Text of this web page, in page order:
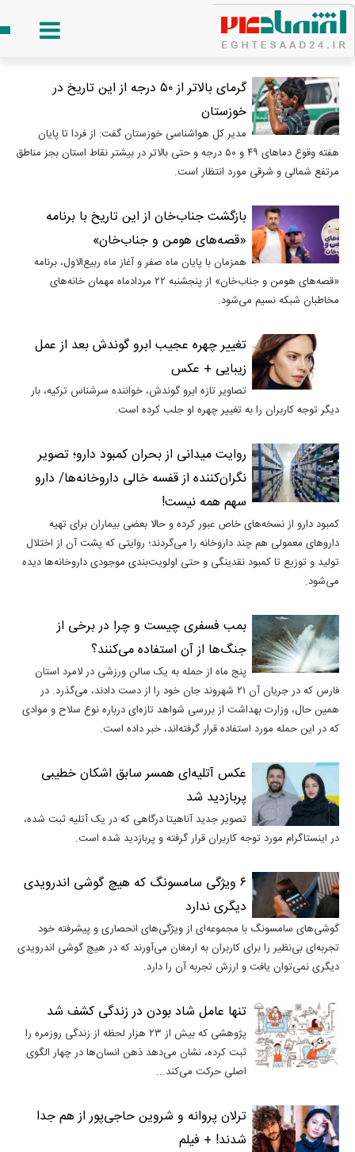
گرمای بالاتر از ۵۰ درجه از این تاریخ در
خوزستان
مدیر کل هواشناسی خوزستان گفت: از فردا تا پایان
هفته وقوع دماهای ۴۹ و ۵۰ درجه و حتی بالاتر در بیشتر نقاط استان بجز مناطق
مرتفع شمالی و شرقی مورد انتظار است.
بازگشت جناب‌خان از این تاریخ با برنامه
«قصه‌های هومن و جناب‌خان»
همزمان با پایان ماه صفر و آغاز ماه ربیع‌الاول، برنامه
«قصه‌های هومن و جناب‌خان» از پنجشنبه ۲۲ مردادماه مهمان خانه‌های
مخاطبان شبکه نسیم می‌شود.
تغییر چهره عجیب ابرو گوندش بعد از عمل
زیبایی + عکس
تصاویر تازه ابرو گوندش، خواننده سرشناس ترکیه، بار
دیگر توجه کاربران را به تغییر چهره او جلب کرده است.
روایت میدانی از بحران کمبود دارو؛ تصویر
نگران‌کننده از قفسه خالی داروخانه‌ها/ دارو
سهم همه نیست!
کمبود دارو از نسخه‌های خاص عبور کرده و حالا بعضی بیماران برای تهیه
داروهای معمولی هم چند داروخانه را می‌گردند؛ روایتی که پشت آن از اختلال
تولید و توزیع تا کمبود نقدینگی و حتی اولویت‌بندی موجودی داروخانه‌ها دیده
می‌شود.
بمب فسفری چیست و چرا در برخی از
جنگ‌ها از آن استفاده می‌کنند؟
پنج ماه از حمله به یک سالن ورزشی در لامرد استان
فارس که در جریان آن ۲۱ شهروند جان خود را از دست دادند، می‌گذرد. در
همین حال، وزارت بهداشت از بررسی شواهد تازه‌ای درباره نوع سلاح و موادی
که در این حمله مورد استفاده قرار گرفته‌اند، خبر داده است.
عکس آتلیه‌ای همسر سابق اشکان خطیبی
پربازدید شد
تصویر جدید آناهیتا درگاهی که در یک آتلیه ثبت شده،
در اینستاگرام مورد توجه کاربران قرار گرفته و پربازدید شده است.
۶ ویژگی سامسونگ که هیچ گوشی اندرویدی
دیگری ندارد
گوشی‌های سامسونگ با مجموعه‌ای از ویژگی‌های انحصاری و پیشرفته خود
تجربه‌ای بی‌نظیر را برای کاربران به ارمغان می‌آورند که در هیچ گوشی اندرویدی
دیگری نمی‌توان یافت و ارزش تجربه آن را دارد.
تنها عامل شاد بودن در زندگی کشف شد
پژوهشی که بیش از ۲۳ هزار لحظه از زندگی روزمره را
ثبت کرده، نشان می‌دهد ذهن انسان‌ها در چهار الگوی
اصلی حرکت می‌کند...
ترلان پروانه و شروین حاجی‌پور از هم جدا
شدند! + فیلم